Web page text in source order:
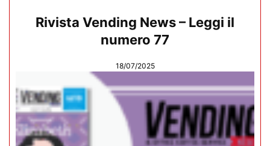
Rivista Vending News – Leggi il
numero 77
18/07/2025